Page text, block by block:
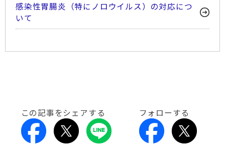
感染性胃腸炎（特にノロウイルス）の対応につ
いて
この記事をシェアする フォローする